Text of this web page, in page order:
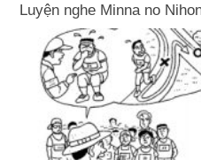
Luyện nghe Minna no